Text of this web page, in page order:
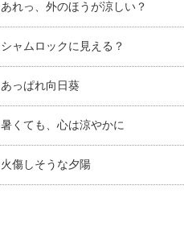
あれっ、外のほうが涼しい？
シャムロックに見える？
あっぱれ向日葵
暑くても、心は涼やかに
火傷しそうな夕陽